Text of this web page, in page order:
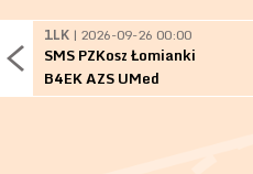
1LK | 2026-09-26 00:00
SMS PZKosz Łomianki
B4EK AZS UMed